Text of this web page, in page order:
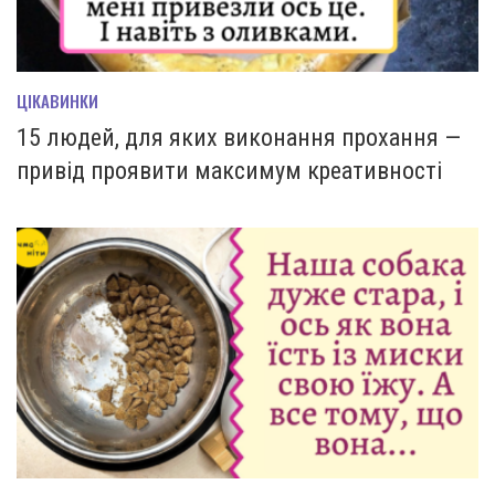
ЦІКАВИНКИ
15 людей, для яких виконання прохання —
привід проявити максимум креативності